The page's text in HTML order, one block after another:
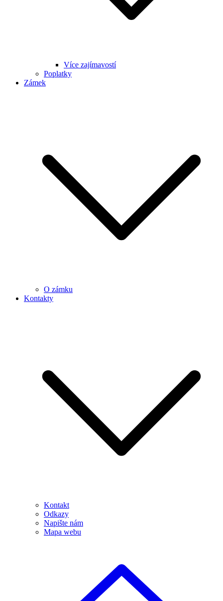
Více zajímavostí
Poplatky
Zámek
O zámku
Kontakty
Kontakt
Odkazy
Napište nám
Mapa webu